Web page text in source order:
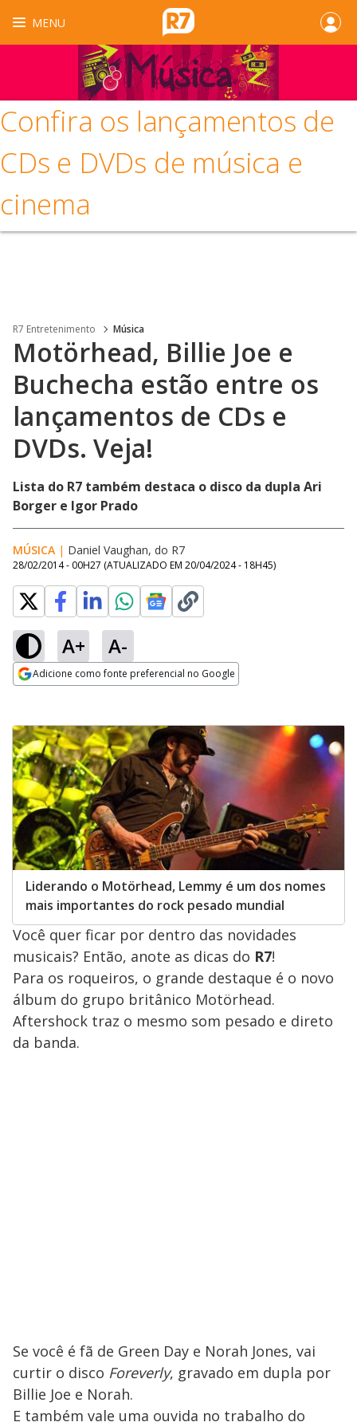
MENU
Confira os lançamentos de
CDs e DVDs de música e
cinema
R7 Entretenimento Música
Motörhead, Billie Joe e
Buchecha estão entre os
lançamentos de CDs e
DVDs. Veja!
Lista do R7 também destaca o disco da dupla Ari
Borger e Igor Prado
MÚSICA | Daniel Vaughan, do R7
28/02/2014 - 00H27 (ATUALIZADO EM 20/04/2024 - 18H45)
A+ A-
Adicione como fonte preferencial no Google
Liderando o Motörhead, Lemmy é um dos nomes
mais importantes do rock pesado mundial
Você quer ficar por dentro das novidades
musicais? Então, anote as dicas do R7!
Para os roqueiros, o grande destaque é o novo
álbum do grupo britânico Motörhead.
Aftershock traz o mesmo som pesado e direto
da banda.
Se você é fã de Green Day e Norah Jones, vai
curtir o disco Foreverly, gravado em dupla por
Billie Joe e Norah.
E também vale uma ouvida no trabalho do